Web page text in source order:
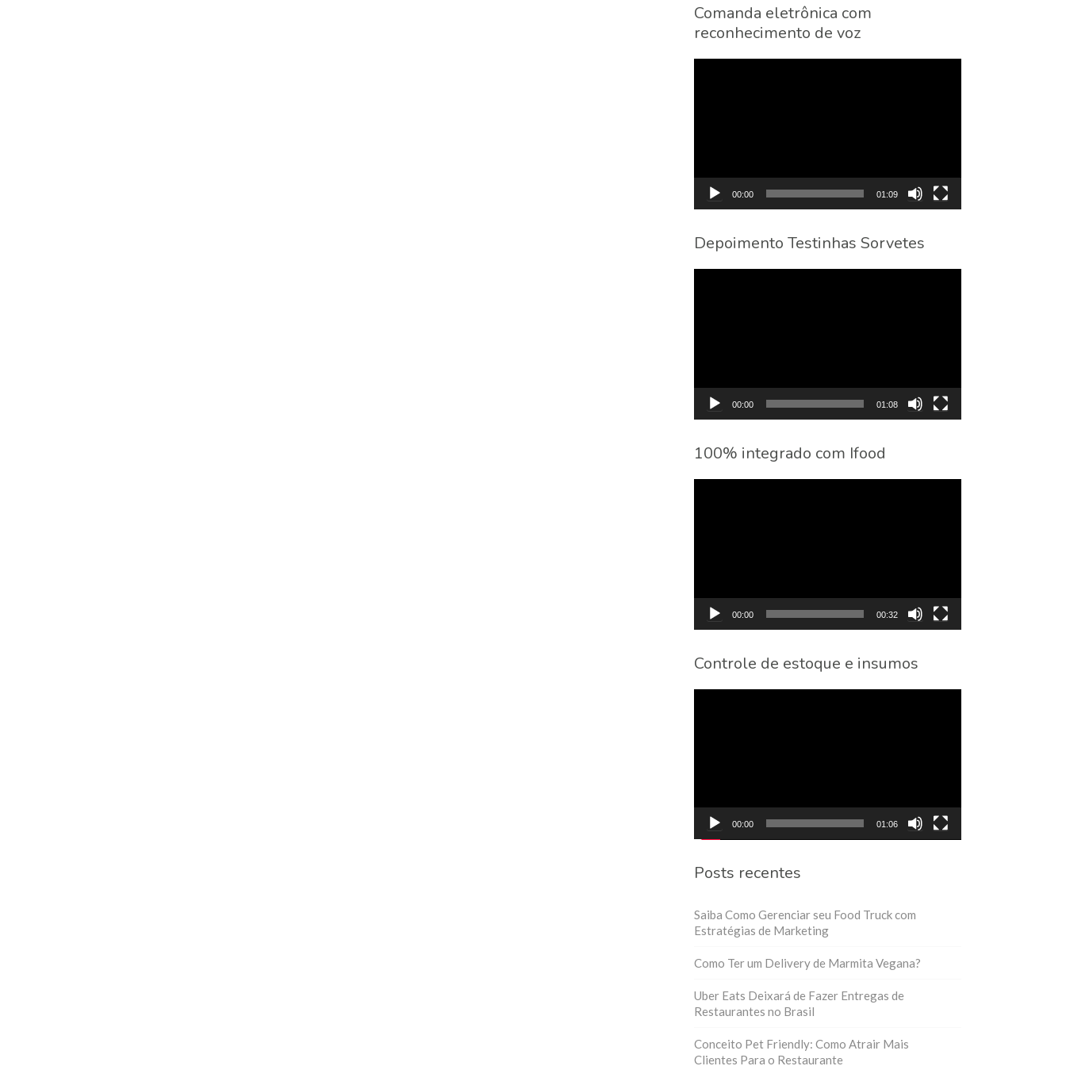
Comanda eletrônica com
reconhecimento de voz
00:00 01:09
Depoimento Testinhas Sorvetes
00:00 01:08
100% integrado com Ifood
00:00 00:32
Controle de estoque e insumos
00:00 01:06
Posts recentes
Saiba Como Gerenciar seu Food Truck com
Estratégias de Marketing
Como Ter um Delivery de Marmita Vegana?
Uber Eats Deixará de Fazer Entregas de
Restaurantes no Brasil
Conceito Pet Friendly: Como Atrair Mais
Clientes Para o Restaurante